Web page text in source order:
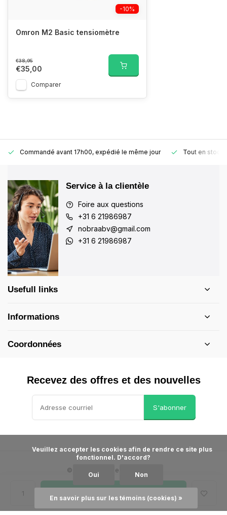
-10%
Omron M2 Basic tensiomètre
€38,95
€35,00
Comparer
Commandé avant 17h00, expédié le même jour Tout en stock
Service à la clientèle
Foire aux questions
+31 6 21986987
nobraabv@gmail.com
+31 6 21986987
Usefull links
Informations
Coordonnées
Recevez des offres et des nouvelles
S'abonner
Conditions générales
Politique de
© - Theme made by
fonctionnel. D'accord?
Oui Non
En savoir plus sur les témoins (cookies) »